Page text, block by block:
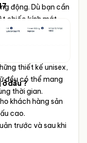
động. Dù bạn cần
chiếc kính mát
luôn mang
và phong cách,
mọi hoàn cảnh.
thiết kế unisex,
đều có thể mang
thời gian.
ở đâu ?
khách hàng sản
cao.
trước và sau khi